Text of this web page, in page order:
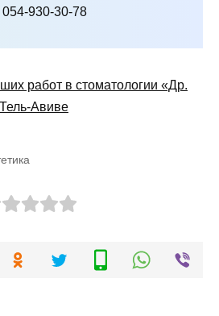
054-930-30-78
работ в стоматологии «Др.
Авиве